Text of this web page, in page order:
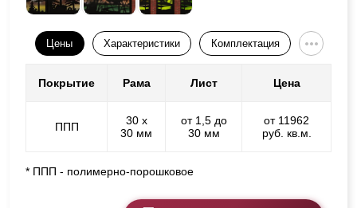
Цены Характеристики Комплектация
Покрытие Рама Лист Цена
ППП
30 х
30 мм
от 1,5 до
30 мм
от 11962
руб. кв.м.
* ППП - полимерно-порошковое